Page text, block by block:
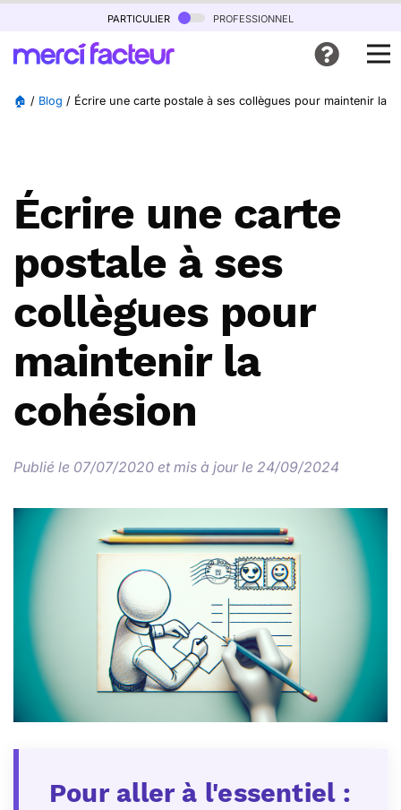
particulier professionnel
🏠 / Blog / Écrire une carte postale à ses collègues pour maintenir la
Écrire une carte
postale à ses
collègues pour
maintenir la
cohésion
Publié le 07/07/2020 et mis à jour le 24/09/2024
Pour aller à l'essentiel :